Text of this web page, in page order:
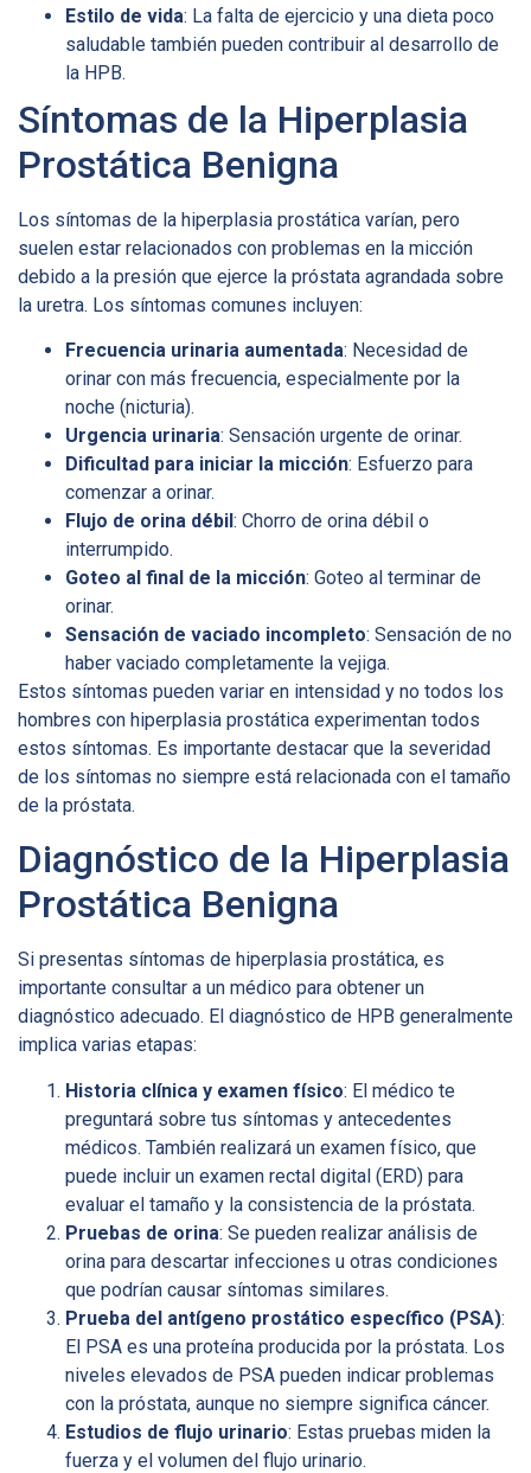
Estilo de vida: La falta de ejercicio y una dieta poco
saludable también pueden contribuir al desarrollo de
la HPB.
Síntomas de la Hiperplasia
Prostática Benigna
Los síntomas de la hiperplasia prostática varían, pero
suelen estar relacionados con problemas en la micción
debido a la presión que ejerce la próstata agrandada sobre
la uretra. Los síntomas comunes incluyen:
Frecuencia urinaria aumentada: Necesidad de
orinar con más frecuencia, especialmente por la
noche (nicturia).
Urgencia urinaria: Sensación urgente de orinar.
Dificultad para iniciar la micción: Esfuerzo para
comenzar a orinar.
Flujo de orina débil: Chorro de orina débil o
interrumpido.
Goteo al final de la micción: Goteo al terminar de
orinar.
Sensación de vaciado incompleto: Sensación de no
haber vaciado completamente la vejiga.
Estos síntomas pueden variar en intensidad y no todos los
hombres con hiperplasia prostática experimentan todos
estos síntomas. Es importante destacar que la severidad
de los síntomas no siempre está relacionada con el tamaño
de la próstata.
Diagnóstico de la Hiperplasia
Prostática Benigna
Si presentas síntomas de hiperplasia prostática, es
importante consultar a un médico para obtener un
diagnóstico adecuado. El diagnóstico de HPB generalmente
implica varias etapas:
Historia clínica y examen físico: El médico te
preguntará sobre tus síntomas y antecedentes
médicos. También realizará un examen físico, que
puede incluir un examen rectal digital (ERD) para
evaluar el tamaño y la consistencia de la próstata.
Pruebas de orina: Se pueden realizar análisis de
orina para descartar infecciones u otras condiciones
que podrían causar síntomas similares.
Prueba del antígeno prostático específico (PSA):
El PSA es una proteína producida por la próstata. Los
niveles elevados de PSA pueden indicar problemas
con la próstata, aunque no siempre significa cáncer.
Estudios de flujo urinario: Estas pruebas miden la
fuerza y el volumen del flujo urinario.